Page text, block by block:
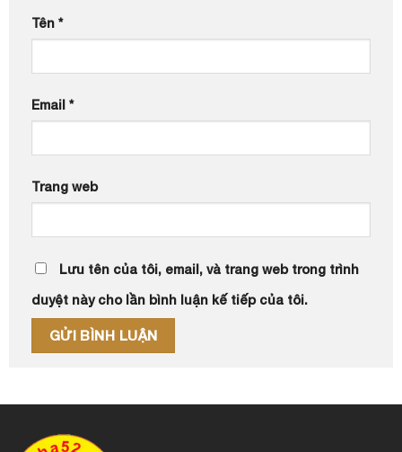
Tên *
Email *
Trang web
Lưu tên của tôi, email, và trang web trong trình
duyệt này cho lần bình luận kế tiếp của tôi.